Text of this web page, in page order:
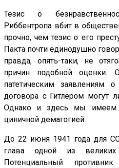
Тезис о
Риббентропа вбит в
прочно, чем тезис о его
Пакта почти единодушно
правда, опять-таки, не
причин подобной оценки.
патетическим заявлениям
договора с Гитлером могут
Однако и здесь мы имеем
циничной демагогией.
До 22 июня 1941 года для
глава одной из великих
Потенциальный